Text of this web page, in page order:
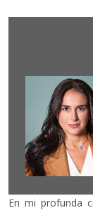
En mi profunda